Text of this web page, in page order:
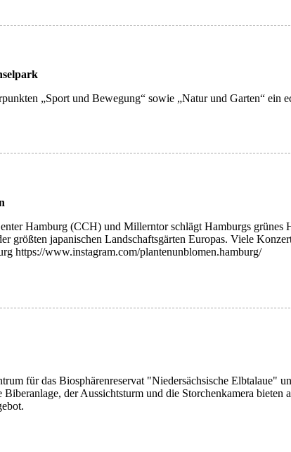
„Sport und Bewegung“ sowie „Natur und Garten“ ein
Hamburg (CCH) und Millerntor schlägt Hamburgs grünes
größten japanischen Landschaftsgärten Europas. Viele
https://www.instagram.com/plantenunblomen.hamburg/
für das Biosphärenreservat "Niedersächsische
der Aussichtsturm und die Storchenkamera